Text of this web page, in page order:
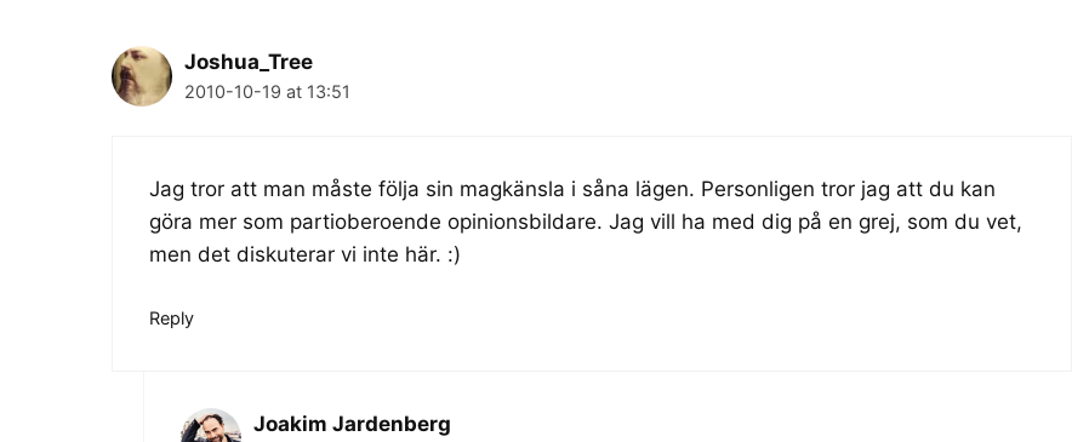
Joshua_Tree
2010-10-19 at 13:51
Jag tror att man måste följa sin magkänsla i såna lägen. Personligen tror jag att du kan
göra mer som partioberoende opinionsbildare. Jag vill ha med dig på en grej, som du vet,
men det diskuterar vi inte här. :)
Reply
Joakim Jardenberg